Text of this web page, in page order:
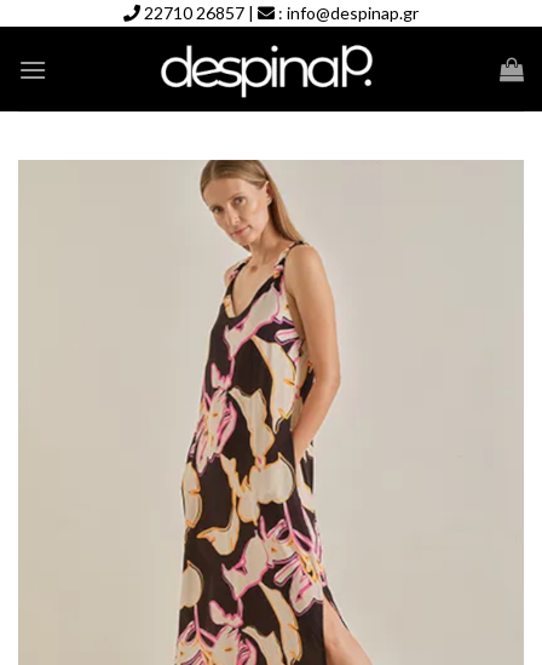
content
22710 26857 | : info@despinap.gr